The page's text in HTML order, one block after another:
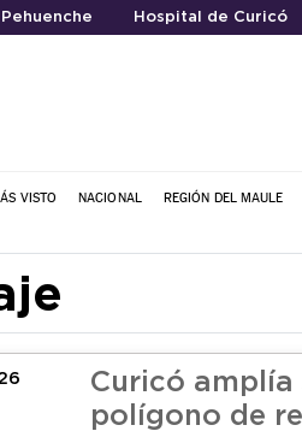
Pehuenche Hospital de Curicó
VISTO NACIONAL REGIÓN DEL MAULE
Curicó amplía
polígono de